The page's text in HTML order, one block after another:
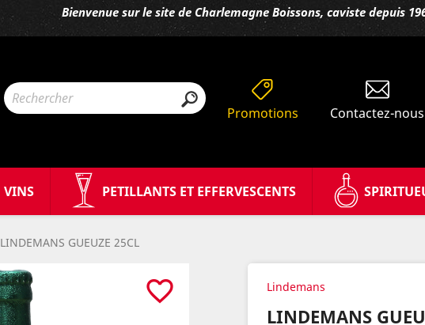
Bienvenue sur le site de Charlemagne Boissons, caviste depuis
VINS PETILLANTS ET EFFERVESCENTS
Promotions Contactez-nous
LINDEMANS GUEUZE 25CL
favorite_border Lindemans
LINDEMANS